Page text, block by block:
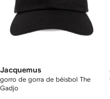
Jacquemus
gorro de gorra de béisbol The
Gadjo